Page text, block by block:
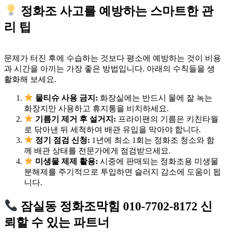
정화조 사고를 예방하는 스마트한 관
리 팁
문제가 터진 후에 수습하는 것보다 평소에 예방하는 것이 비용
과 시간을 아끼는 가장 좋은 방법입니다. 아래의 수칙들을 생
활화해 보세요.
물티슈 사용 금지: 화장실에는 반드시 물에 잘 녹는
화장지만 사용하고 휴지통을 비치하세요.
기름기 제거 후 설거지: 프라이팬의 기름은 키친타월
로 닦아낸 뒤 세척하여 배관 유입을 막아야 합니다.
정기 점검 신청: 1년에 최소 1회는 정화조 청소와 함
께 배관 상태를 전문가에게 점검받으세요.
미생물 제제 활용: 시중에 판매되는 정화조용 미생물
분해제를 주기적으로 투입하면 슬러지 감소에 도움이 됩
니다.
잠실동 정화조막힘 010-7702-8172 신
뢰할 수 있는 파트너